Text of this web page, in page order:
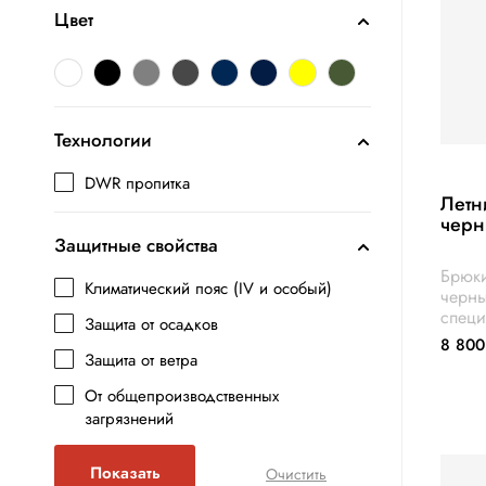
Цвет
Технологии
DWR пропитка
Защитные свойства
Климатический пояс (IV и особый)
Защита от осадков
Защита от ветра
От общепроизводственных
загрязнений
в
8